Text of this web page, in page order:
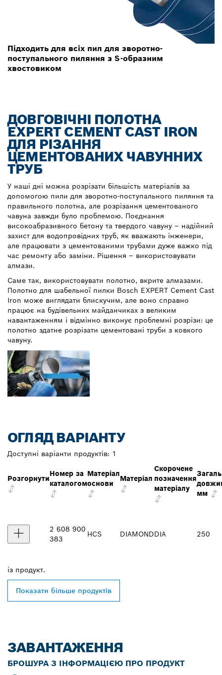
Підходить для всіх пил для зворотно-
поступального пиляння з S-образним
хвостовиком
ДОВГОВІЧНІ ПОЛОТНА
EXPERT CEMENT CAST IRON
ДЛЯ РІЗАННЯ
ЦЕМЕНТОВАНИХ ЧАВУННИХ
ТРУБ
У наші дні можна розрізати більшість матеріалів за
допомогою пили для зворотно-поступального пиляння та
правильного полотна, але розрізання цементованого
чавуна завжди було проблемою. Поєднання
високоабразивного бетону та твердого чавуну – надійний
захист для водопровідних труб, як вважають інженери,
але працювати з цементованими трубами дуже важко під
час ремонту або заміни. Рішення – використовувати
алмази.
Саме так, використовувати полотно, вкрите алмазами.
Полотно для шабельної пилки Bosch EXPERT Cement Cast
Iron може виглядати блискучим, але воно справно
працює на будівельних майданчиках з великим
навантаженням і відмінно виконує проблемні розрізи: це
полотно здатне розрізати цементовані труби з ковкого
чавуну.
ОГЛЯД ВАРІАНТУ
Доступні варіанти продуктів: 1
Розгорнути
Номер за
каталогом
Матеріал
основи
Матеріал
Скорочене
позначення
матеріалу
мм
2 608 900
383
HCS DIAMONDDIA 250
із продукт.
Показати більше продуктів
ЗАВАНТАЖЕННЯ
БРОШУРА З ІНФОРМАЦІЄЮ ПРО ПРОДУКТ